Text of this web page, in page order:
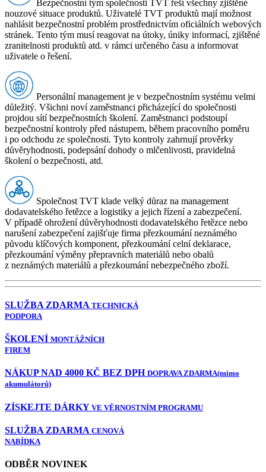
Bezpečnostní tým společnosti TVT řeší všechny zjištěné
nouzové situace produktů. Uživatelé TVT produktů mají možnost
nahlásit bezpečnostní problém prostřednictvím oficiálních webových
stránek. Tento tým musí reagovat na útoky, úniky informací, zjištěné
zranitelnosti produktů atd. v rámci určeného času a informovat
uživatele o řešení.
Personální management je v bezpečnostním systému velmi
důležitý. Všichni noví zaměstnanci přicházející do společnosti
projdou sítí bezpečnostních školení. Zaměstnanci podstoupí
bezpečnostní kontroly před nástupem, během pracovního poměru
i po odchodu ze společnosti. Tyto kontroly zahrnují prověrky
důvěryhodnosti, podepsání dohody o mlčenlivosti, pravidelná
školení o bezpečnosti, atd.
Společnost TVT klade velký důraz na management
dodavatelského řetězce a logistiky a jejich řízení a zabezpečení.
V případě ohrožení důvěryhodnosti dodavatelského řetězce nebo
narušení zabezpečení zajišťuje firma přezkoumání neznámého
původu klíčových komponent, přezkoumání celní deklarace,
přezkoumání výměny přepravních materiálů nebo obalů
z neznámých materiálů a přezkoumání nebezpečného zboží.
SLUŽBA ZDARMA TECHNICKÁ
PODPORA
ŠKOLENÍ MONTÁŽNÍCH
FIREM
NÁKUP NAD 4000 KČ BEZ DPH DOPRAVA ZDARMA(mimo
akumulátorů)
ZÍSKEJTE DÁRKY VE VĚRNOSTNÍM PROGRAMU
SLUŽBA ZDARMA CENOVÁ
NABÍDKA
ODBĚR NOVINEK